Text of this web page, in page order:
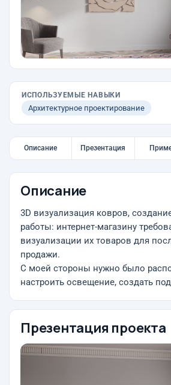
ИСПОЛЬЗУЕМЫЕ НАВЫКИ
Архитектурное проектирование
Описание Презентация
Описание
3D визуализация ковров,
работы: интернет-магазину
визуализации их товаров для
продажи.
С моей стороны нужно было
настроить освещение, создать
Презентация проекта